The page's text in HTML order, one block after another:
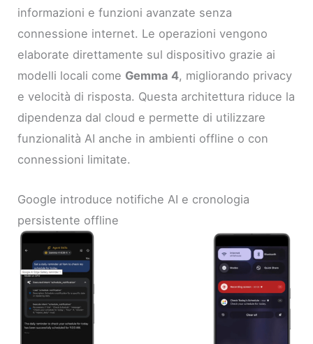
informazioni e funzioni avanzate senza
connessione internet. Le operazioni vengono
elaborate direttamente sul dispositivo grazie ai
modelli locali come Gemma 4, migliorando privacy
e velocità di risposta. Questa architettura riduce la
dipendenza dal cloud e permette di utilizzare
funzionalità AI anche in ambienti offline o con
connessioni limitate.
Google introduce notifiche AI e cronologia
persistente offline